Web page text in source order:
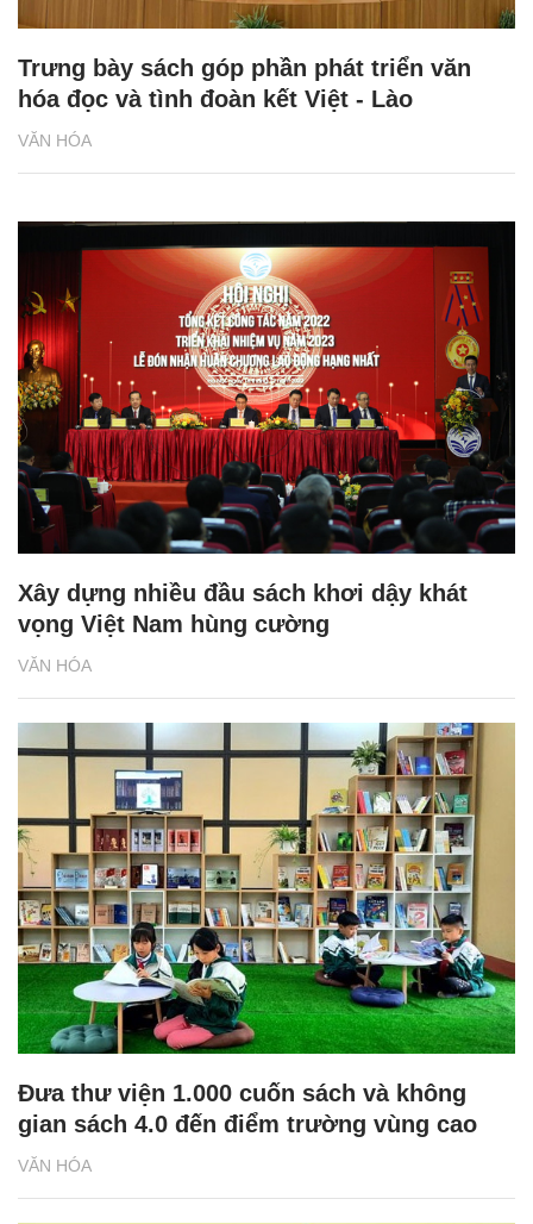
VĂN HÓA
Trưng bày sách góp phần phát triển văn
hóa đọc và tình đoàn kết Việt - Lào
VĂN HÓA
Xây dựng nhiều đầu sách khơi dậy khát
vọng Việt Nam hùng cường
VĂN HÓA
Đưa thư viện 1.000 cuốn sách và không
gian sách 4.0 đến điểm trường vùng cao